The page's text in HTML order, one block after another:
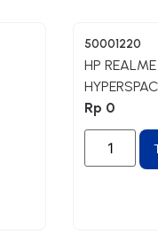
50001220
HP
Rp 0